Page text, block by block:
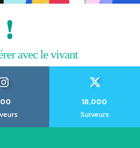
avec le vivant
18,000
Suiveurs